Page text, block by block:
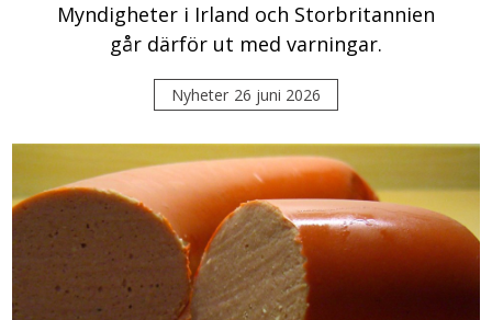
Myndigheter i Irland och Storbritannien
går därför ut med varningar.
Nyheter 26 juni 2026